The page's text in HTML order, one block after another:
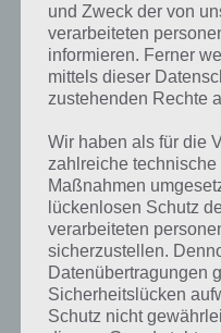
Kurze
Brücke
Brücke ist die Lösung für das
1 Wort, doch welche
dazu zu wissen? Passt das
Lösungen präsentieren wir
Begriffserklärung!
und Zweck der von
verarbeiteten
informieren. Ferner
mittels dieser
zustehenden Rechte
Wir haben als für die
zahlreiche
Maßnahmen
lückenlosen Schutz
verarbeiteten
sicherzustellen.
Datenübertragungen
Sicherheitslücken
Schutz nicht